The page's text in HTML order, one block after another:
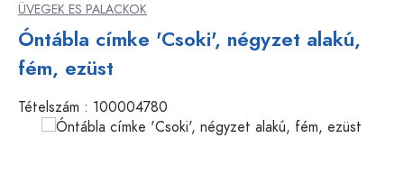
ÜVEGEK ES PALACKOK
Óntábla címke 'Csoki', négyzet alakú,
fém, ezüst
Tételszám : 100004780